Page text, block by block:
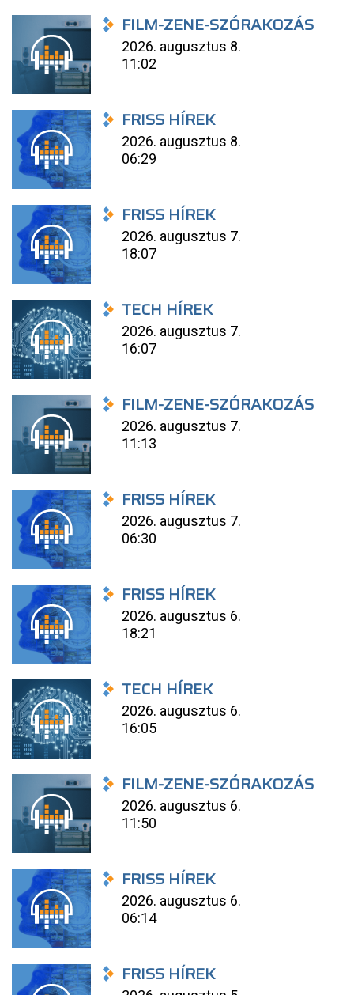
FILM-ZENE-SZÓRAKOZÁS
2026. augusztus 8.
11:02
FRISS HÍREK
2026. augusztus 8.
06:29
FRISS HÍREK
2026. augusztus 7.
18:07
TECH HÍREK
2026. augusztus 7.
16:07
FILM-ZENE-SZÓRAKOZÁS
2026. augusztus 7.
11:13
FRISS HÍREK
2026. augusztus 7.
06:30
FRISS HÍREK
2026. augusztus 6.
18:21
TECH HÍREK
2026. augusztus 6.
16:05
FILM-ZENE-SZÓRAKOZÁS
2026. augusztus 6.
11:50
FRISS HÍREK
2026. augusztus 6.
06:14
FRISS HÍREK